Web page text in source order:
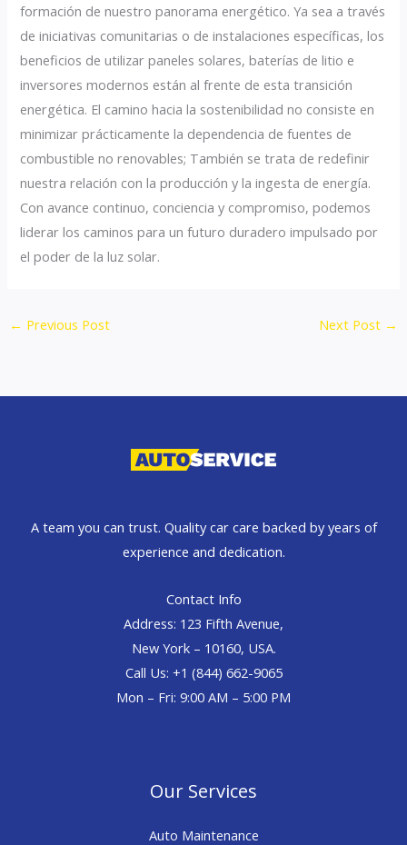
formación de nuestro panorama energético. Ya sea a través
de iniciativas comunitarias o de instalaciones específicas, los
beneficios de utilizar paneles solares, baterías de litio e
inversores modernos están al frente de esta transición
energética. El camino hacia la sostenibilidad no consiste en
minimizar prácticamente la dependencia de fuentes de
combustible no renovables; También se trata de redefinir
nuestra relación con la producción y la ingesta de energía.
Con avance continuo, conciencia y compromiso, podemos
liderar los caminos para un futuro duradero impulsado por
el poder de la luz solar.
← Previous Post Next Post →
A team you can trust. Quality car care backed by years of
experience and dedication.
Contact Info
Address: 123 Fifth Avenue,
New York – 10160, USA.
Call Us: +1 (844) 662-9065
Mon – Fri: 9:00 AM – 5:00 PM
Our Services
Auto Maintenance